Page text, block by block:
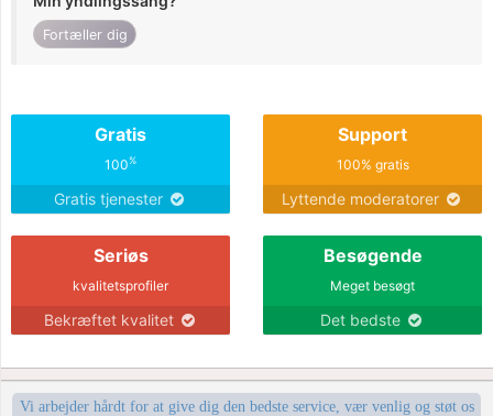
Fortæller dig
Gratis
100%
Gratis tjenester
Support
100% gratis
Lyttende moderatorer
Seriøs
kvalitetsprofiler
Bekræftet kvalitet
Besøgende
Meget besøgt
Det bedste
Vi arbejder hårdt for at give dig den bedste service, vær venlig og støt os